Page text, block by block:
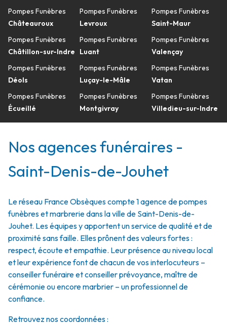
Pompes Funèbres
Châteauroux
Pompes Funèbres
Châtillon-sur-Indre
Pompes Funèbres
Déols
Pompes Funèbres
Écueillé
Pompes Funèbres
Levroux
Pompes Funèbres
Luant
Pompes Funèbres
Luçay-le-Mâle
Pompes Funèbres
Montgivray
Pompes Funèbres
Saint-Maur
Pompes Funèbres
Valençay
Pompes Funèbres
Vatan
Pompes Funèbres
Villedieu-sur-Indre
Nos agences funéraires -
Saint-Denis-de-Jouhet
Le réseau France Obsèques compte 1 agence de pompes
funèbres et marbrerie dans la ville de Saint-Denis-de-
Jouhet. Les équipes y apportent un service de qualité et de
proximité sans faille. Elles prônent des valeurs fortes :
respect, écoute et empathie. Leur présence au niveau local
et leur expérience font de chacun de vos interlocuteurs –
conseiller funéraire et conseiller prévoyance, maître de
cérémonie ou encore marbrier – un professionnel de
confiance.
Retrouvez nos coordonnées :